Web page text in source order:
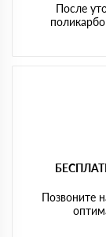
После
Позвоните